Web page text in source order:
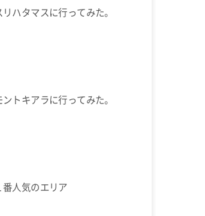
ハタマスに行ってみた。
トキアラに行ってみた。
人気のエリア